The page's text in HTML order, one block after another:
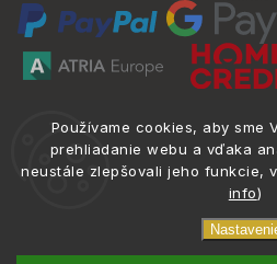
Používame cookies, aby sme
prehliadanie webu a vďaka
neustále zlepšovali jeho funkcie,
info)
práva